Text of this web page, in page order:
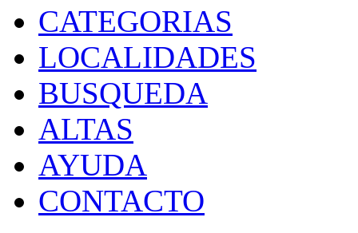
CATEGORIAS
LOCALIDADES
BUSQUEDA
ALTAS
AYUDA
CONTACTO